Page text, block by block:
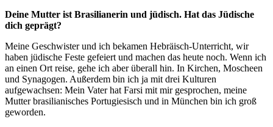
Deine Mutter ist Brasilianerin und jüdisch. Hat das Jüdische
dich geprägt?
Meine Geschwister und ich bekamen Hebräisch-Unterricht, wir
haben jüdische Feste gefeiert und machen das heute noch. Wenn ich
an einen Ort reise, gehe ich aber überall hin. In Kirchen, Moscheen
und Synagogen. Außerdem bin ich ja mit drei Kulturen
aufgewachsen: Mein Vater hat Farsi mit mir gesprochen, meine
Mutter brasilianisches Portugiesisch und in München bin ich groß
geworden.